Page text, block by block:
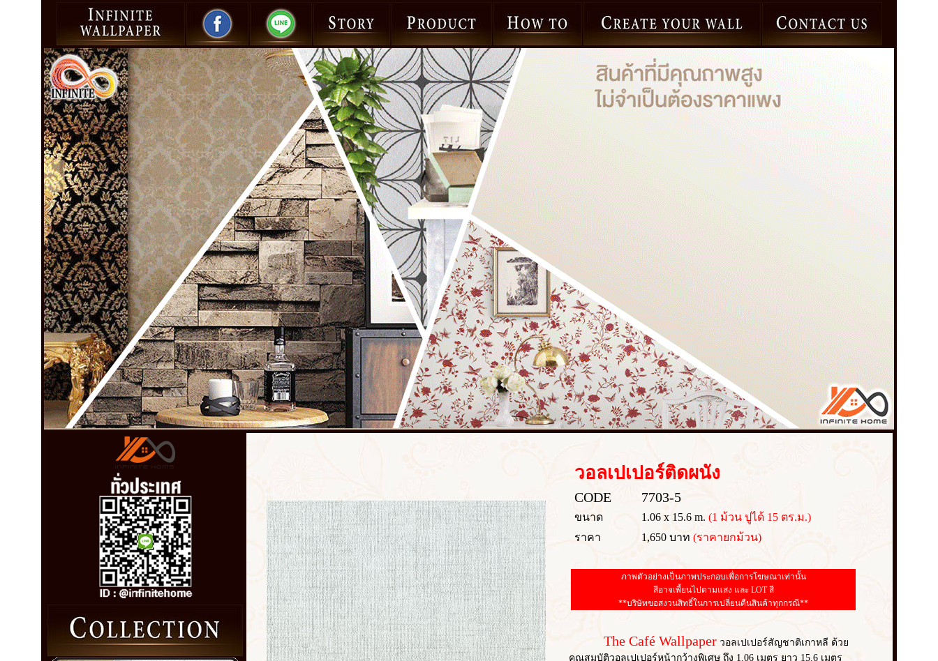
วอลเปเปอร์ติดผนัง
CODE 7703-5
ขนาด 1.06 x 15.6 m. (1 ม้วน ปูได้ 15 ตร.ม.)
ราคา
1,650 บาท (ราคายกม้วน)
ภาพตัวอย่างเป็นภาพประกอบเพื่อการโฆษณาเท่านั้น
สีอาจเพี้ยนไปตามแสง และ LOT สี
**บริษัทขอสงวนสิทธิ์ในการเปลี่ยนคืนสินค้าทุกกรณี**
The Café Wallpaper วอลเปเปอร์สัญชาติเกาหลี ด้วย
คุณสมบัติวอลเปเปอร์หน้ากว้างพิเศษ ถึง 1.06 เมตร ยาว 15.6 เมตร